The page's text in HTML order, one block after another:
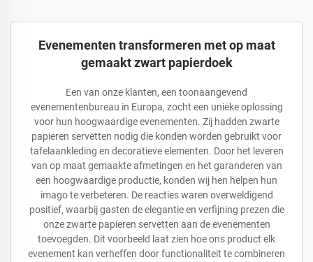
Evenementen transformeren met op maat
gemaakt zwart papierdoek
Een van onze klanten, een toonaangevend
evenementenbureau in Europa, zocht een unieke oplossing
voor hun hoogwaardige evenementen. Zij hadden zwarte
papieren servetten nodig die konden worden gebruikt voor
tafelaankleding en decoratieve elementen. Door het leveren
van op maat gemaakte afmetingen en het garanderen van
een hoogwaardige productie, konden wij hen helpen hun
imago te verbeteren. De reacties waren overweldigend
positief, waarbij gasten de elegantie en verfijning prezen die
onze zwarte papieren servetten aan de evenementen
toevoegden. Dit voorbeeld laat zien hoe ons product elk
evenement kan verheffen door functionaliteit te combineren